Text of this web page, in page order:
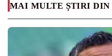
MAI MULTE ȘTIRI DIN